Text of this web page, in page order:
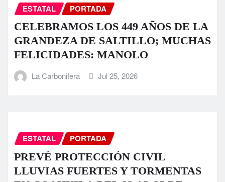
ESTATAL PORTADA
CELEBRAMOS LOS 449 AÑOS DE LA
GRANDEZA DE SALTILLO; MUCHAS
FELICIDADES: MANOLO
La Carbonifera Jul 25, 2026
ESTATAL PORTADA
PREVÉ PROTECCIÓN CIVIL
LLUVIAS FUERTES Y TORMENTAS